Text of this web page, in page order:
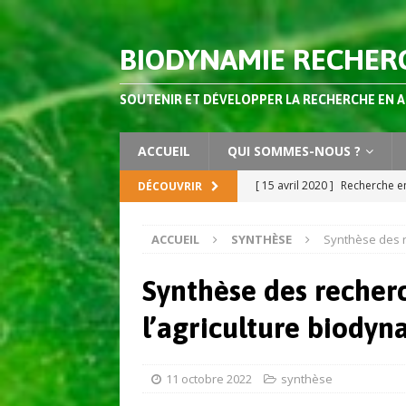
BIODYNAMIE
SOUTENIR ET DÉVELOPPER LA RECHERCHE EN
ACCUEIL QUI SOMMES-NOUS ?
DÉCOUVRIR [ 15 avril 2020 ] Recherche
[ 2 octobre 2019 ] Dossier
Agriculture Vol 4 (2019)
Les
composts ?
AGRONOMIE
ACCUEIL SYNTHÈSE Synthèse des
Synthèse des
l’agriculture
11 octobre 2022 synthèse